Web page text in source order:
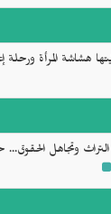
هشاشة المرأة ورحلة
وتجاهل الحقوق...